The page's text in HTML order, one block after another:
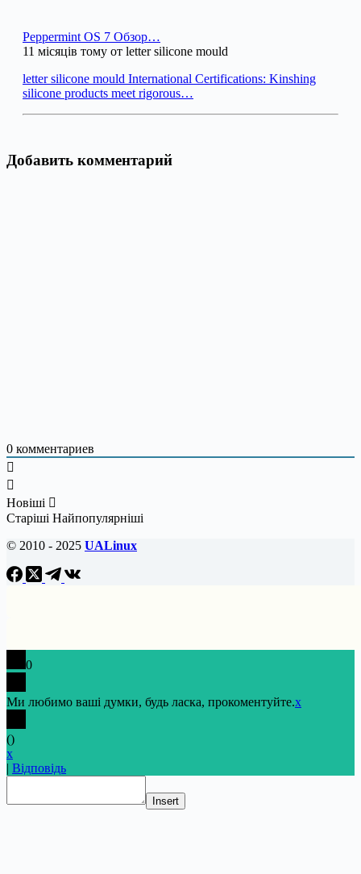
Peppermint OS 7 Обзор…
11 місяців тому от letter silicone mould
letter silicone mould International Certifications: Kinshing
silicone products meet rigorous…
Добавить комментарий
0 комментариев
Новіші
Старіші Найпопулярніші
© 2010 - 2025 UALinux
0
Ми любимо ваші думки, будь ласка, прокоментуйте.x
()
x
| Відповідь
Insert